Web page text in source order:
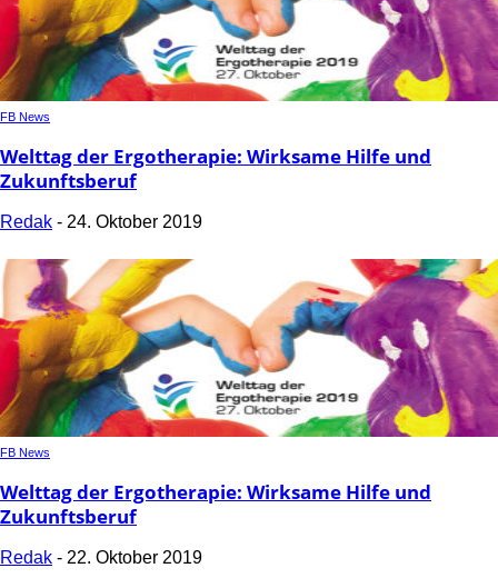
FB News
Welttag der Ergotherapie: Wirksame Hilfe und
Zukunftsberuf
Redak - 24. Oktober 2019
FB News
Welttag der Ergotherapie: Wirksame Hilfe und
Zukunftsberuf
Redak - 22. Oktober 2019